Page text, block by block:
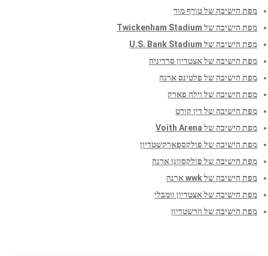
מפת הישיבה של טורף מור
מפת הישיבה של Twickenham Stadium
מפת הישיבה של U.S. Bank Stadium
מפת הישיבה של אצטדיון סרדיניה
מפת הישיבה של פלטינס ארנה
מפת הישיבה של וילה פארק
מפת הישיבה של דין קורט
מפת הישיבה של Voith Arena
מפת הישיבה של פולקספארקשטדיון
מפת הישיבה של פולקסווגן ארנה
מפת הישיבה של wwk ארנה
מפת הישיבה של אצטדיון וומבלי
מפת הישיבה של וזרשטדיון